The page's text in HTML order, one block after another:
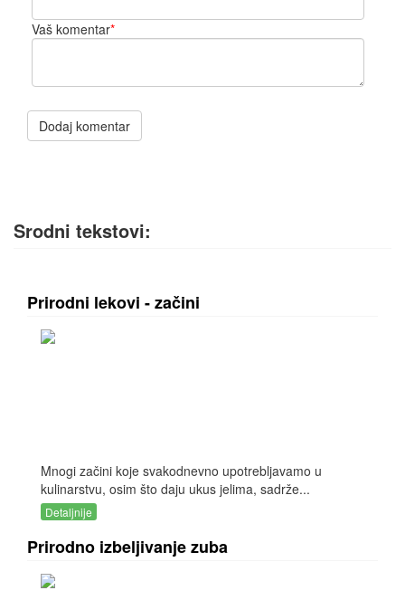
Vaš komentar*
Dodaj komentar
Srodni tekstovi:
Prirodni lekovi - začini
Mnogi začini koje svakodnevno upotrebljavamo u
kulinarstvu, osim što daju ukus jelima, sadrže...
Detaljnije
Prirodno izbeljivanje zuba